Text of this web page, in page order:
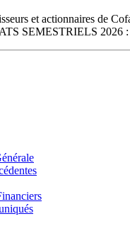
et actionnaires de
SEMESTRIELS 2026